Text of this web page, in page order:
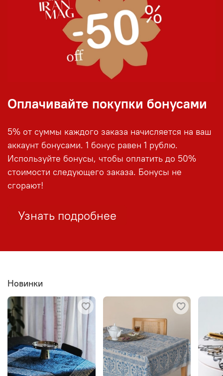
Оплачивайте покупки бонусами
5% от суммы каждого заказа начисляется на ваш
аккаунт бонусами. 1 бонус равен 1 рублю.
Используйте бонусы, чтобы оплатить до 50%
стоимости следующего заказа. Бонусы не
сгорают!
Узнать подробнее
Новинки